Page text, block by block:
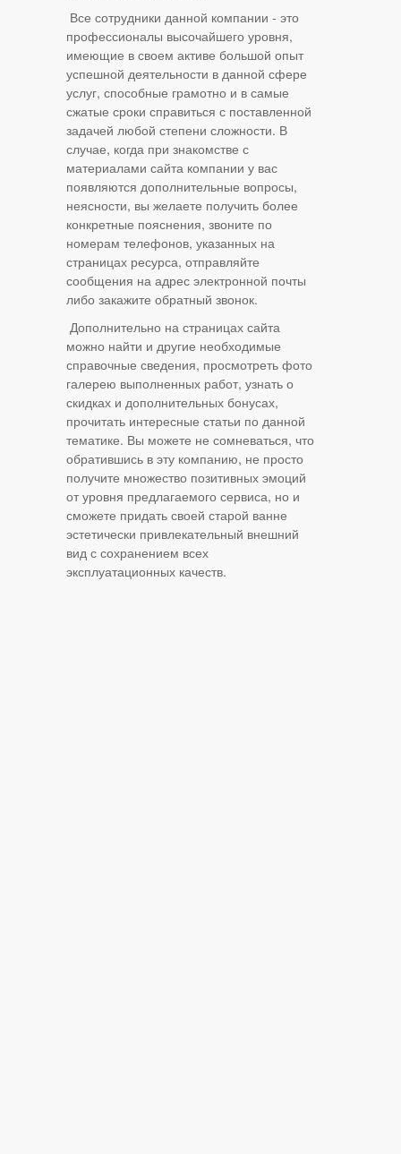
Все сотрудники данной компании - это
профессионалы высочайшего уровня,
имеющие в своем активе большой опыт
успешной деятельности в данной сфере
услуг, способные грамотно и в самые
сжатые сроки справиться с поставленной
задачей любой степени сложности. В
случае, когда при знакомстве с
материалами сайта компании у вас
появляются дополнительные вопросы,
неясности, вы желаете получить более
конкретные пояснения, звоните по
номерам телефонов, указанных на
страницах ресурса, отправляйте
сообщения на адрес электронной почты
либо закажите обратный звонок.
Дополнительно на страницах сайта
можно найти и другие необходимые
справочные сведения, просмотреть фото
галерею выполненных работ, узнать о
скидках и дополнительных бонусах,
прочитать интересные статьи по данной
тематике. Вы можете не сомневаться, что
обратившись в эту компанию, не просто
получите множество позитивных эмоций
от уровня предлагаемого сервиса, но и
сможете придать своей старой ванне
эстетически привлекательный внешний
вид с сохранением всех
эксплуатационных качеств.